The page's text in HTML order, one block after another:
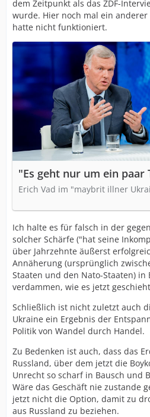
dem Zeitpunkt als das ZDF-
wurde. Hier noch mal ein
hatte nicht funktioniert.
"Es geht nur um ein paar
Erich Vad im "maybrit illner
Ich halte es für falsch in der
solcher Schärfe ("hat seine
über Jahrzehnte äußerst
Annäherung (ursprünglich
Staaten und den Nato-Staaten) in
verdammen, wie es jetzt
Schließlich ist nicht zuletzt auch
Ukraine ein Ergebnis der
Politik von Wandel durch Handel.
Zu Bedenken ist auch, dass das
Russland, über dem jetzt die
Unrecht so scharf in Bausch und
Wäre das Geschäft nie zustande
jetzt nicht die Option, damit zu
aus Russland zu beziehen.